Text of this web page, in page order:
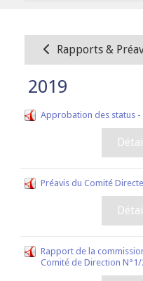
Rapports &
2019
Approbation des status -
Préavis du Comité
Rapport de la
Comité de Direction